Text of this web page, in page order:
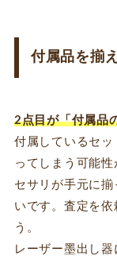
付属品を揃
2点目が「付属品
付属しているセ
ってしまう可能
セサリが手元に
いです。査定を依
う。
レーザー墨出し